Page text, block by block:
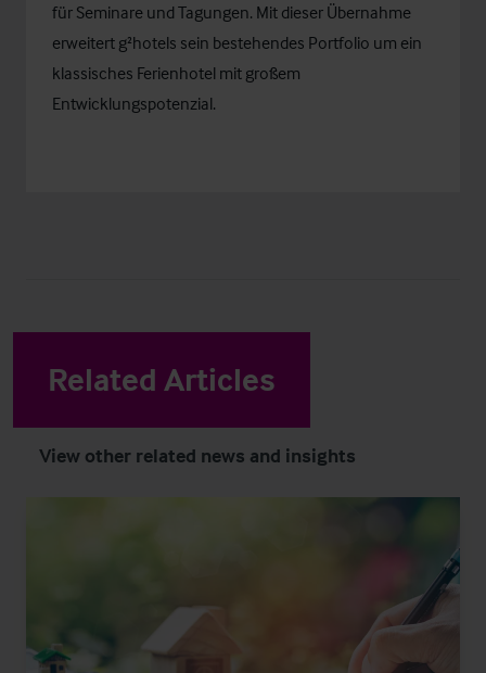
für Seminare und Tagungen. Mit dieser Übernahme
erweitert g²hotels sein bestehendes Portfolio um ein
klassisches Ferienhotel mit großem
Entwicklungspotenzial.
Related Articles
View other related news and insights